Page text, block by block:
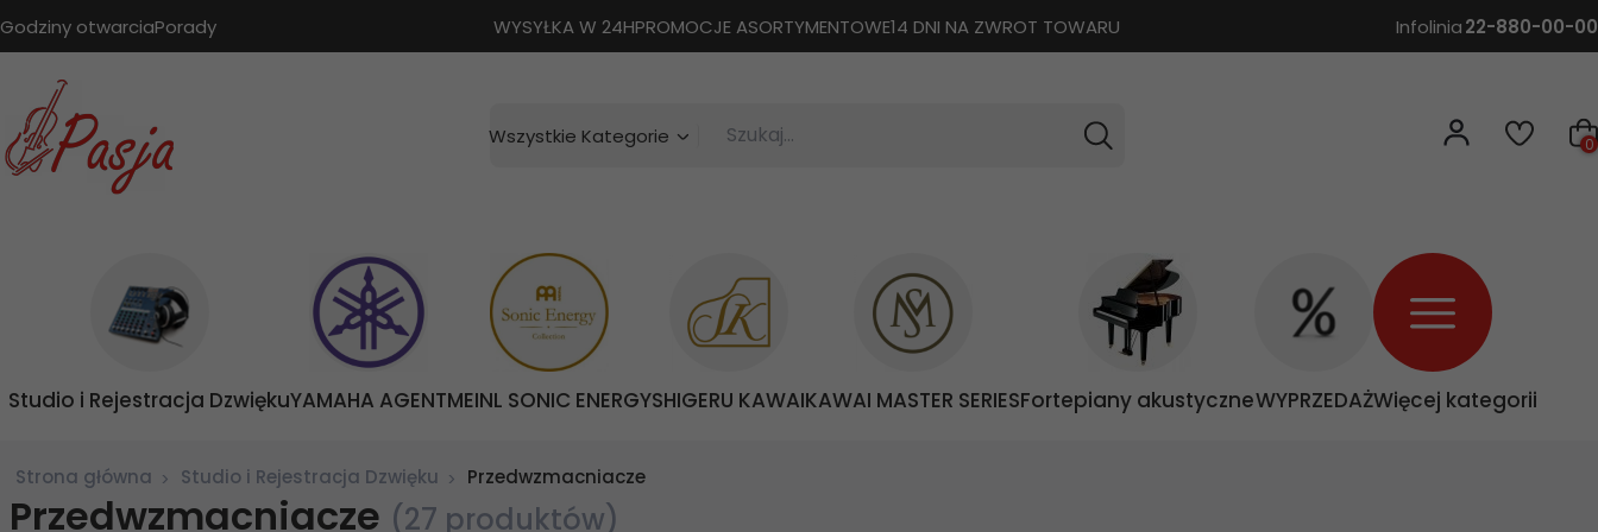
Godziny otwarciaPorady WYSYŁKA W 24HPROMOCJE ASORTYMENTOWE14 DNI NA ZWROT TOWARU Infolinia22-880-00-00
categories_searcher
Wszystkie Kategorie Szukaj... 0
Studio i Rejestracja DzwiękuYAMAHA AGENTMEINL SONIC ENERGYSHIGERU KAWAIKAWAI MASTER SERIESFortepiany akustyczneWYPRZEDAŻWięcej kategorii
Strona główna Studio i Rejestracja Dzwięku Przedwzmacniacze
Przedwzmacniacze (27 produktów)